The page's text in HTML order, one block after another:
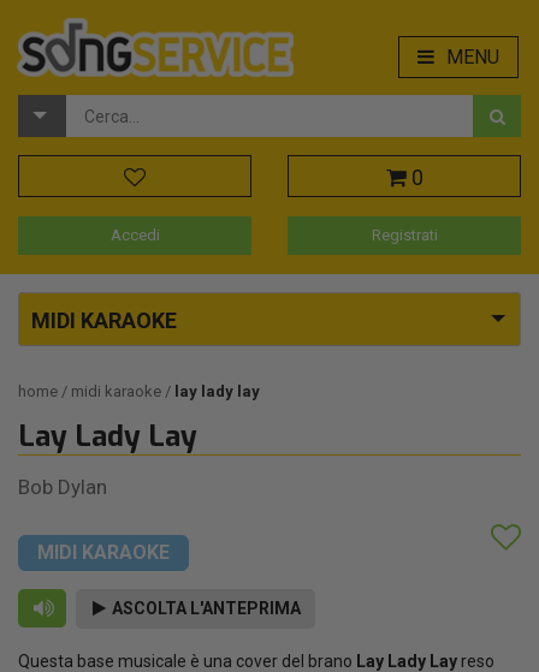
MENU
0
Accedi Registrati
MIDI KARAOKE
home midi karaoke lay lady lay
Lay Lady Lay
Bob Dylan
MIDI KARAOKE
ASCOLTA L'ANTEPRIMA
Questa base musicale è una cover del brano Lay Lady Lay reso